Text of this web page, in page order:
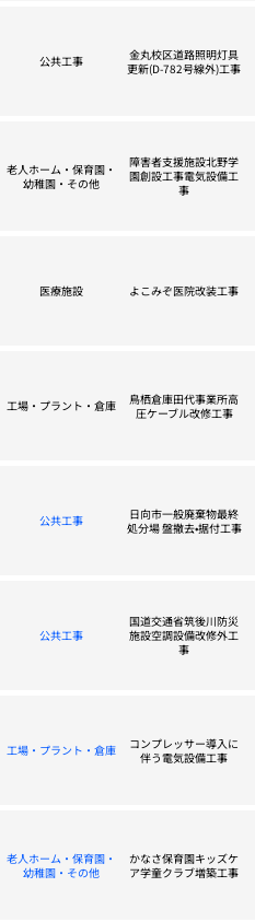
公共工事
金丸校区道路照明灯具
更新(D-782号線外)工事
老人ホーム・保育園・
幼稚園・その他
障害者支援施設北野学
園創設工事電気設備工
事
医療施設 よこみぞ医院改装工事
工場・プラント・倉庫
鳥栖倉庫田代事業所高
圧ケーブル改修工事
公共工事
日向市一般廃棄物最終
処分場 盤撤去•据付工事
公共工事
国道交通省筑後川防災
施設空調設備改修外工
事
工場・プラント・倉庫
コンプレッサー導入に
伴う電気設備工事
老人ホーム・保育園・
幼稚園・その他
かなさ保育園キッズケ
ア学童クラブ増築工事